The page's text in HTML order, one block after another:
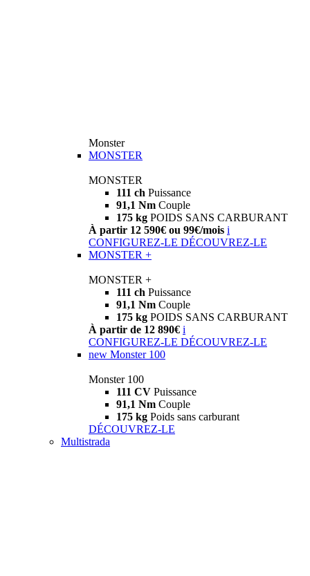
Monster
MONSTER
MONSTER
111 ch Puissance
91,1 Nm Couple
175 kg POIDS SANS CARBURANT
À partir 12 590€ ou 99€/mois i
CONFIGUREZ-LE DÉCOUVREZ-LE
MONSTER +
MONSTER +
111 ch Puissance
91,1 Nm Couple
175 kg POIDS SANS CARBURANT
À partir de 12 890€ i
CONFIGUREZ-LE DÉCOUVREZ-LE
new Monster 100
Monster 100
111 CV Puissance
91,1 Nm Couple
175 kg Poids sans carburant
DÉCOUVREZ-LE
Multistrada